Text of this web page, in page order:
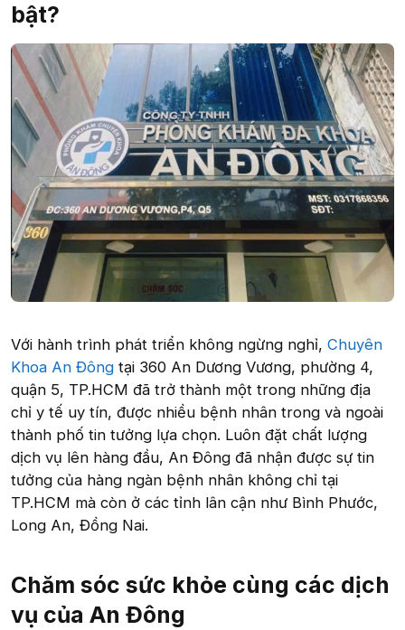
bật?​
Với hành trình phát triển không ngừng nghỉ, Chuyên
Khoa An Đông tại 360 An Dương Vương, phường 4,
quận 5, TP.HCM đã trở thành một trong những địa
chỉ y tế uy tín, được nhiều bệnh nhân trong và ngoài
thành phố tin tưởng lựa chọn. Luôn đặt chất lượng
dịch vụ lên hàng đầu, An Đông đã nhận được sự tin
tưởng của hàng ngàn bệnh nhân không chỉ tại
TP.HCM mà còn ở các tỉnh lân cận như Bình Phước,
Long An, Đồng Nai.
Chăm sóc sức khỏe cùng các dịch
vụ của An Đông​